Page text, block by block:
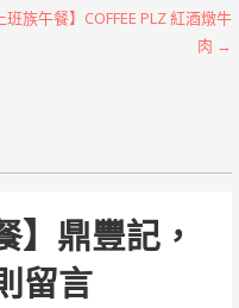
班族午餐】COFFEE PLZ 紅酒燉牛
肉 →
】鼎豐記，
留言